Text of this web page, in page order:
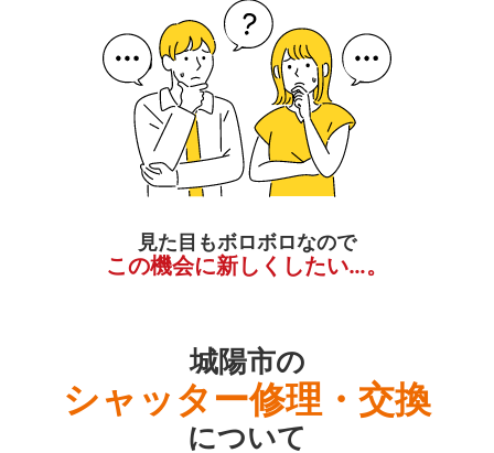
見た目もボロボロなので
この機会に新しくしたい…。
城陽市の
シャッター修理・交換
について